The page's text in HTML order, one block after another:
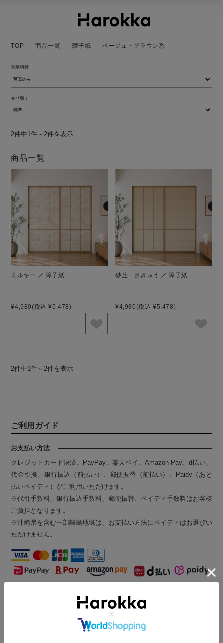
TOP 商品一覧 障子紙 ベージュ・ブラウン系
表示切替：
並び順：
2件中1件～2件を表示
商品一覧
ミルキー ／ 障子紙
¥4,980(税込 ¥5,478)
砂丘 さきゅう ／ 障子紙
¥4,980(税込 ¥5,478)
2件中1件～2件を表示
ご利用ガイド
お支払い方法
クレジットカード決済、PayPay、楽天ペイ、Amazon Pay、d払い、
代金引換、銀行振込（前払い）、郵便振替（前払い）、Paidy（あと
払いペイディ）がご利用いただけます。
※代引手数料、銀行振込手数料、郵便振替、ペイディ手数料はお客様
ご負担となります。
※沖縄県を含む一部離島地域は、お支払い方法にペイディはお選びい
ただけません。
当店の商品は、完全受注生産品となります。
ご注文確定後、商品の発送までに最長で1週間（5営業日）程のお時